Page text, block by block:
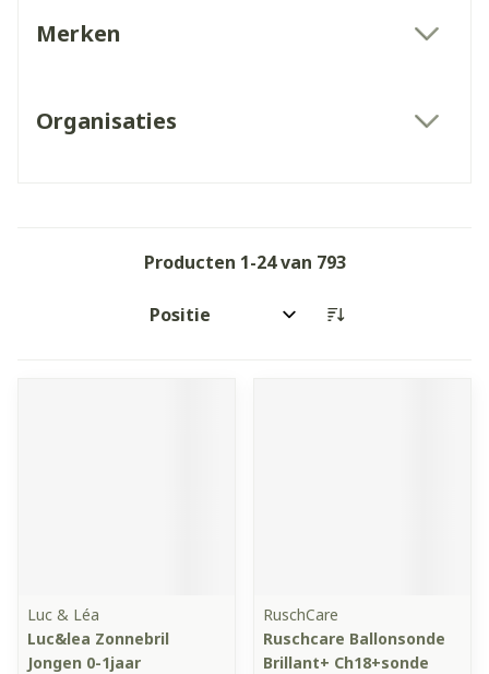
Merken
Organisaties
Producten 1-24van 793
Sorteer op:
Luc & Léa
Luc&lea Zonnebril
Jongen 0-1jaar
RuschCare
Ruschcare Ballonsonde
Brillant+ Ch18+sonde